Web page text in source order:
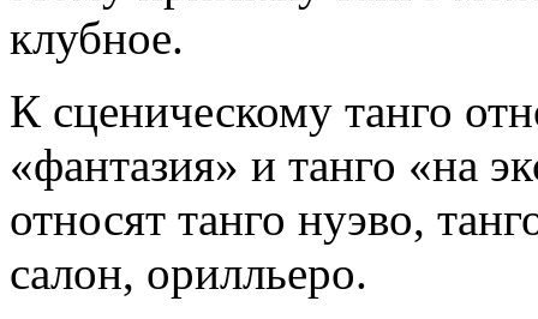
клубное.
К сценическому танго
«фантазия» и танго «на
относят танго нуэво,
салон, орилльеро.